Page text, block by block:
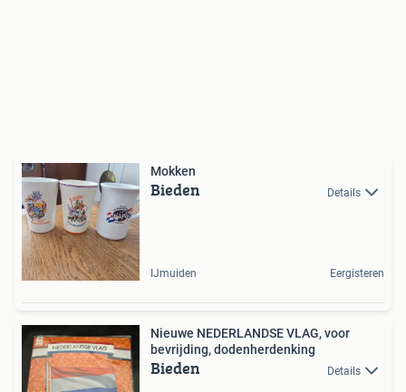
Mokken
Bieden Details
IJmuiden Eergisteren
Nieuwe NEDERLANDSE VLAG, voor
bevrijding, dodenherdenking
Bieden Details